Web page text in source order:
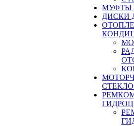
МУФТЫ
ДИСКИ